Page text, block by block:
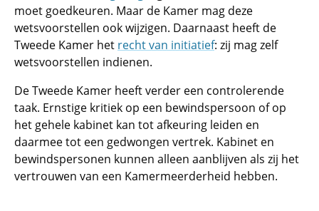
moet goedkeuren. Maar de Kamer mag deze
wetsvoorstellen ook wijzigen. Daarnaast heeft de
Tweede Kamer het recht van initiatief: zij mag zelf
wetsvoorstellen indienen.
De Tweede Kamer heeft verder een controlerende
taak. Ernstige kritiek op een bewindspersoon of op
het gehele kabinet kan tot afkeuring leiden en
daarmee tot een gedwongen vertrek. Kabinet en
bewindspersonen kunnen alleen aanblijven als zij het
vertrouwen van een Kamermeerderheid hebben.